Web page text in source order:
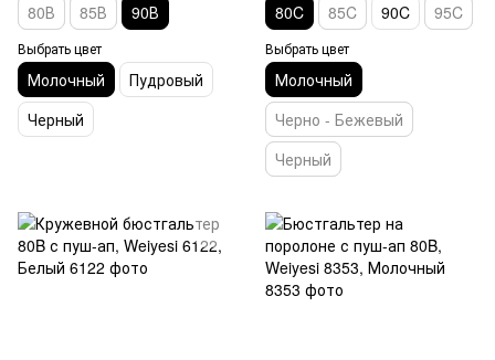
80В 85В 90В
Выбрать цвет
Молочный
Пудровый
Черный
80C 85C 90C 95C
Выбрать цвет
Молочный
Черно - Бежевый
Черный